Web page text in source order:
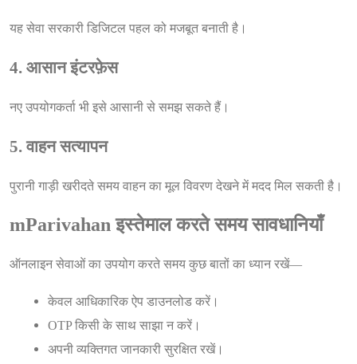
यह सेवा सरकारी डिजिटल पहल को मजबूत बनाती है।
4. आसान इंटरफ़ेस
नए उपयोगकर्ता भी इसे आसानी से समझ सकते हैं।
5. वाहन सत्यापन
पुरानी गाड़ी खरीदते समय वाहन का मूल विवरण देखने में मदद मिल सकती है।
mParivahan इस्तेमाल करते समय सावधानियाँ
ऑनलाइन सेवाओं का उपयोग करते समय कुछ बातों का ध्यान रखें—
केवल आधिकारिक ऐप डाउनलोड करें।
OTP किसी के साथ साझा न करें।
अपनी व्यक्तिगत जानकारी सुरक्षित रखें।